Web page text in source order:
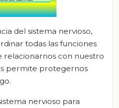
del sistema nervioso,
todas las funciones
con nuestro
permite protegernos
nervioso para